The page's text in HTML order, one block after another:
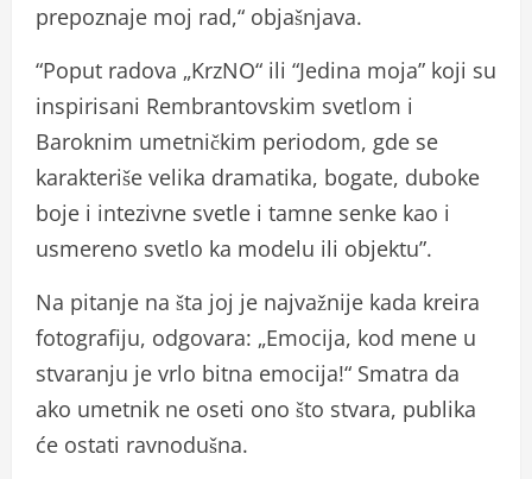
prepoznaje moj rad,“ objašnjava.
“Poput radova „KrzNO“ ili “Jedina moja” koji su
inspirisani Rembrantovskim svetlom i
Baroknim umetničkim periodom, gde se
karakteriše velika dramatika, bogate, duboke
boje i intezivne svetle i tamne senke kao i
usmereno svetlo ka modelu ili objektu”.
Na pitanje na šta joj je najvažnije kada kreira
fotografiju, odgovara: „Emocija, kod mene u
stvaranju je vrlo bitna emocija!“ Smatra da
ako umetnik ne oseti ono što stvara, publika
će ostati ravnodušna.